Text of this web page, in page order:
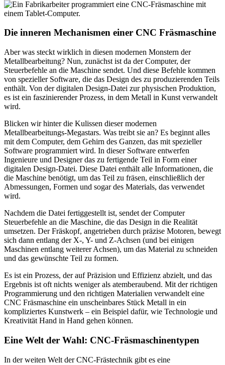
Die inneren Mechanismen einer CNC Fräsmaschine
Aber was steckt wirklich in diesen modernen Monstern der
Metallbearbeitung? Nun, zunächst ist da der Computer, der
Steuerbefehle an die Maschine sendet. Und diese Befehle kommen
von spezieller Software, die das Design des zu produzierenden Teils
enthält. Von der digitalen Design-Datei zur physischen Produktion,
es ist ein faszinierender Prozess, in dem Metall in Kunst verwandelt
wird.
Blicken wir hinter die Kulissen dieser modernen
Metallbearbeitungs-Megastars. Was treibt sie an? Es beginnt alles
mit dem Computer, dem Gehirn des Ganzen, das mit spezieller
Software programmiert wird. In dieser Software entwerfen
Ingenieure und Designer das zu fertigende Teil in Form einer
digitalen Design-Datei. Diese Datei enthält alle Informationen, die
die Maschine benötigt, um das Teil zu fräsen, einschließlich der
Abmessungen, Formen und sogar des Materials, das verwendet
wird.
Nachdem die Datei fertiggestellt ist, sendet der Computer
Steuerbefehle an die Maschine, die das Design in die Realität
umsetzen. Der Fräskopf, angetrieben durch präzise Motoren, bewegt
sich dann entlang der X-, Y- und Z-Achsen (und bei einigen
Maschinen entlang weiterer Achsen), um das Material zu schneiden
und das gewünschte Teil zu formen.
Es ist ein Prozess, der auf Präzision und Effizienz abzielt, und das
Ergebnis ist oft nichts weniger als atemberaubend. Mit der richtigen
Programmierung und den richtigen Materialien verwandelt eine
CNC Fräsmaschine ein unscheinbares Stück Metall in ein
kompliziertes Kunstwerk – ein Beispiel dafür, wie Technologie und
Kreativität Hand in Hand gehen können.
Eine Welt der Wahl: CNC-Fräsmaschinentypen
In der weiten Welt der CNC-Frästechnik gibt es eine